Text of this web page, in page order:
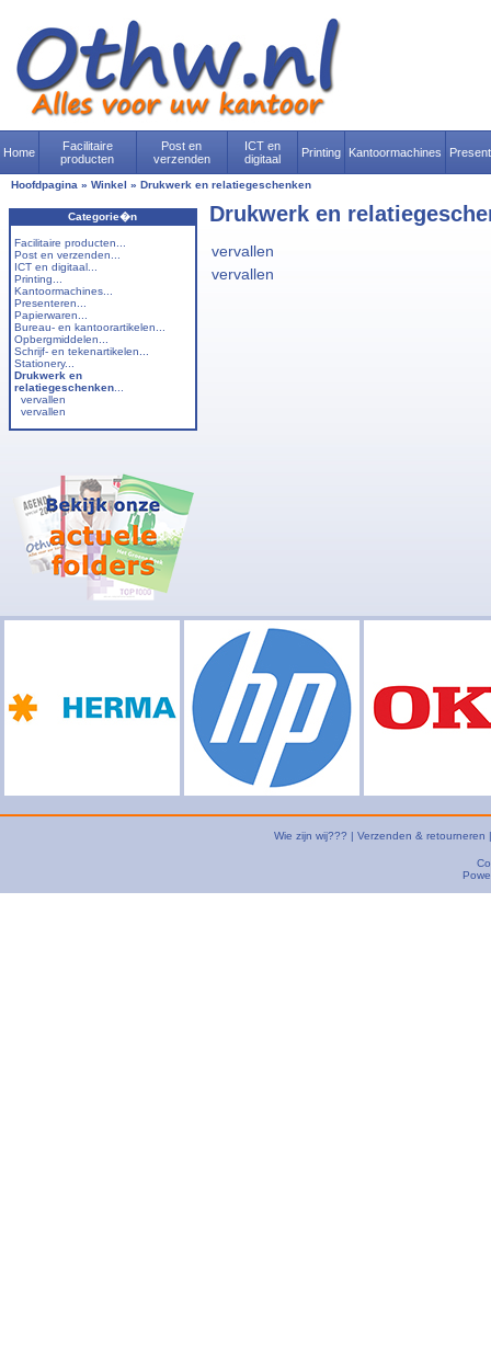
Home
Facilitaire
producten
Post en
verzenden
ICT en
digitaal
Printing Kantoormachines
Hoofdpagina » Winkel » Drukwerk en relatiegeschenken
Categorie�n
Facilitaire producten...
Post en verzenden...
ICT en digitaal...
Printing...
Kantoormachines...
Presenteren...
Papierwaren...
Bureau- en kantoorartikelen...
Opbergmiddelen...
Schrijf- en tekenartikelen...
Stationery...
Drukwerk en
relatiegeschenken
vervallen
vervallen
Drukwerk en
vervallen
vervallen
Wie zijn wij??? | Verzenden & retourneren